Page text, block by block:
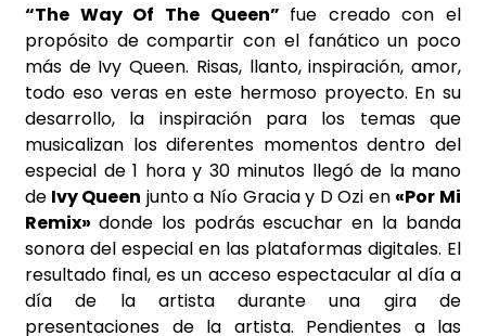
“The Way Of The Queen” fue creado con el
propósito de compartir con el fanático un poco
más de Ivy Queen. Risas, llanto, inspiración, amor,
todo eso veras en este hermoso proyecto. En su
desarrollo, la inspiración para los temas que
musicalizan los diferentes momentos dentro del
especial de 1 hora y 30 minutos llegó de la mano
de Ivy Queen junto a Nío Gracia y D Ozi en «Por Mi
Remix» donde los podrás escuchar en la banda
sonora del especial en las plataformas digitales. El
resultado final, es un acceso espectacular al día a
día de la artista durante una gira de
presentaciones de la artista. Pendientes a las